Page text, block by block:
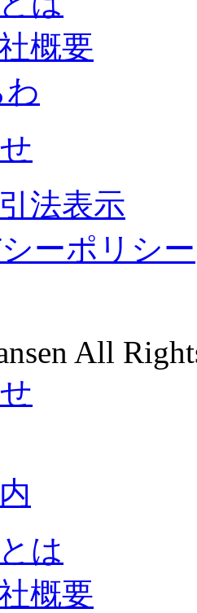
概要
法表示
ーポリシー
All
は
概要